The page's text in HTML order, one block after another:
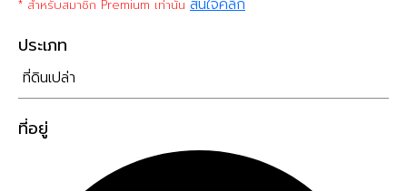
* สำหรับสมาชิก Premium เท่านั้น
ประเภท
ที่ดินเปล่า
ที่อยู่